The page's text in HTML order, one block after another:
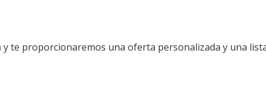
y te proporcionaremos una oferta personalizada y una